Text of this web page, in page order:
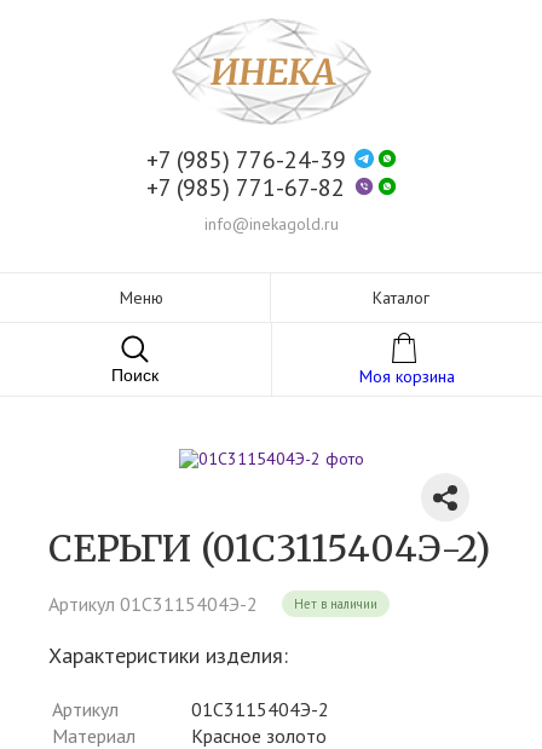
+7 (985) 776-24-39
+7 (985) 771-67-82
info@inekagold.ru
Меню Каталог
Поиск Моя корзина
СЕРЬГИ (01С3115404Э-2)
Артикул 01С3115404Э-2 Нет в наличии
Характеристики изделия:
Артикул
01С3115404Э-2
Материал
Красное золото